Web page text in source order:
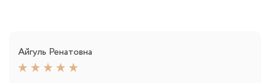
Айгуль Ренатовна